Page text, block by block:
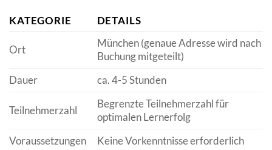
KATEGORIE DETAILS
Ort
München (genaue Adresse wird nach
Buchung mitgeteilt)
Dauer
ca. 4-5 Stunden
Teilnehmerzahl
Begrenzte Teilnehmerzahl für
optimalen Lernerfolg
Voraussetzungen
Keine Vorkenntnisse erforderlich